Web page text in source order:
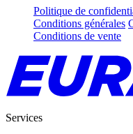
Politique de
Conditions générales
Conditions de vente
Services